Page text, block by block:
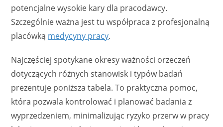
potencjalne wysokie kary dla pracodawcy.
Szczególnie ważna jest tu współpraca z profesjonalną
placówką medycyny pracy.
Najczęściej spotykane okresy ważności orzeczeń
dotyczących różnych stanowisk i typów badań
prezentuje poniższa tabela. To praktyczna pomoc,
która pozwala kontrolować i planować badania z
wyprzedzeniem, minimalizując ryzyko przerw w pracy